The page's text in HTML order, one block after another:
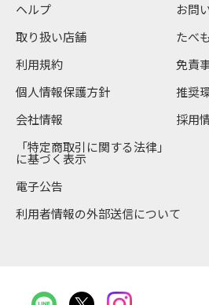
ヘルプ
お問
取り扱い店舗
たべ
利用規約
免責
個人情報保護方針
推奨
会社情報
採用
「特定商取引に関する法律」
に基づく表示
電子公告
利用者情報の外部送信について